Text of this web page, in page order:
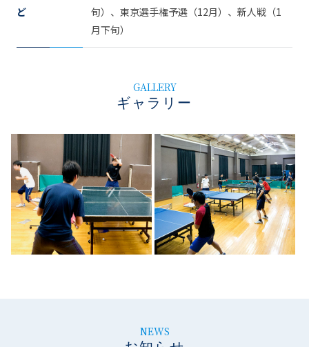
ど
旬）、東京選手権予選（12月）、新人戦（1
月下旬）
GALLERY
ギャラリー
NEWS